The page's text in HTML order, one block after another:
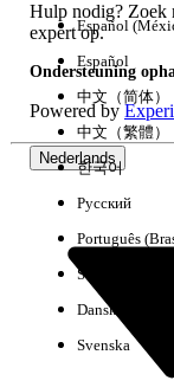
Hulp nodig? Zoek
expert op.
Ondersteuning
Powered by
Nederlands
Español
Español
中文（简体）
中文（繁體）
한국어
Русский
Português
Suomi
Dansk
Svenska